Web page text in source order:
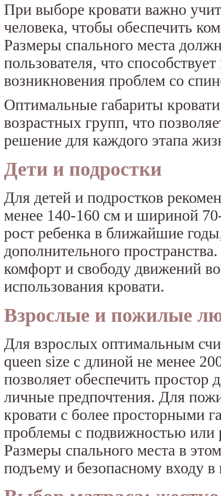
При выборе кровати важно
человека, чтобы обеспечить
Размеры спального места
пользователя, что
возникновения проблем со
Оптимальные габариты
возрастных групп, что
решение для каждого этапа
Дети и подростки
Для детей и подростков
менее 140-160 см и шириной
рост ребенка в ближайшие
дополнительного
комфорт и свободу движений
использования кровати.
Взрослые и пожилые
Для взрослых оптимальным
queen size с длиной не менее
позволяет обеспечить простор
личные предпочтения. Для
кровати с более просторными
проблемы с подвижностью или
Размеры спального места в
подъему и безопасному входу в